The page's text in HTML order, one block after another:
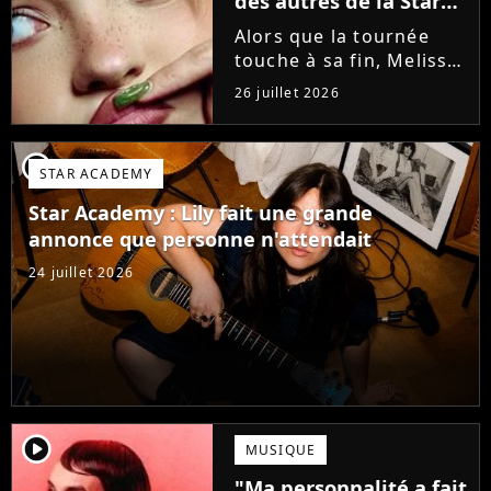
Academy"
Alors que la tournée
touche à sa fin, Melissa
se confie en interview
sur Volum sur la
création de son EP tout
va bien (j'crois), son
envie de gommer
l'étiquette Star
Academy, le jeu...
26 juillet 2026
player2STAR ACADEMY
Star Academy : Lily fait une grande
annonce que personne n'attendait
24 juillet 2026
player2 MUSIQUE